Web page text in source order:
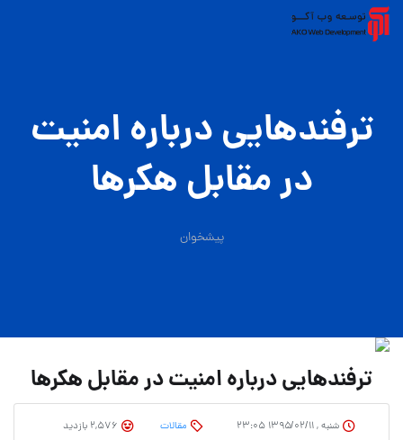
ترفندهایی درباره امنیت
در مقابل هکرها
پیشخوان
ترفندهایی درباره امنیت در مقابل هکرها
شنبه , ۱۳۹۵/۰۲/۱۱ ۲۳:۰۵ مقالات